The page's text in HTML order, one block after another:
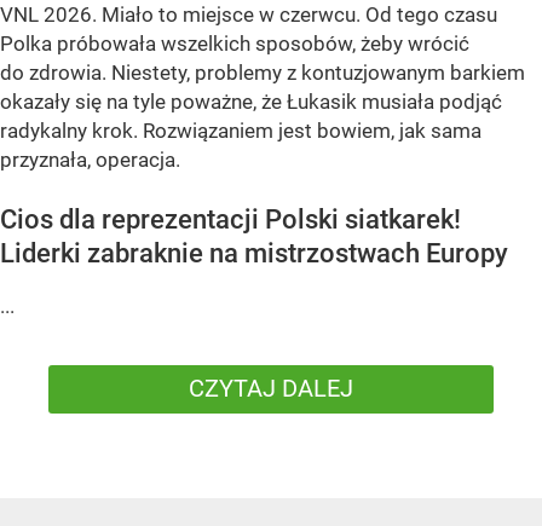
VNL 2026. Miało to miejsce w czerwcu. Od tego czasu
Polka próbowała wszelkich sposobów, żeby wrócić
do zdrowia. Niestety, problemy z kontuzjowanym barkiem
okazały się na tyle poważne, że Łukasik musiała podjąć
radykalny krok. Rozwiązaniem jest bowiem, jak sama
przyznała, operacja.
Cios dla reprezentacji Polski siatkarek!
Liderki zabraknie na mistrzostwach Europy
...
CZYTAJ DALEJ